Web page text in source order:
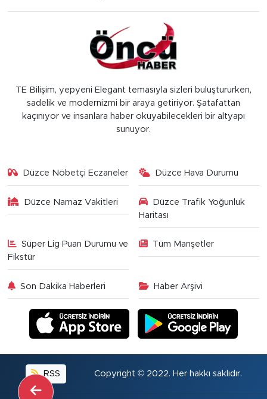
TE Bilişim, yepyeni Elegant temasıyla sizleri buluştururken,
sadelik ve modernizmi bir araya getiriyor. Şatafattan
kaçınıyor ve insanlara haber okuyabilecekleri bir altyapı
sunuyor.
Düzce Nöbetçi Eczaneler Düzce Hava Durumu
Düzce Namaz Vakitleri
Düzce Trafik Yoğunluk
Haritası
Süper Lig Puan Durumu ve
Fikstür
Tüm Manşetler
Son Dakika Haberleri Haber Arşivi
RSS Copyright © 2022. Her hakkı saklıdır.